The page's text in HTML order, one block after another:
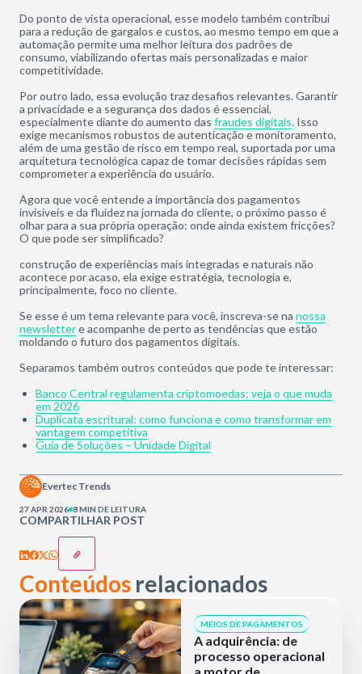
Do ponto de vista operacional, esse modelo também contribui
para a redução de gargalos e custos, ao mesmo tempo em que a
automação permite uma melhor leitura dos padrões de
consumo, viabilizando ofertas mais personalizadas e maior
competitividade.
Por outro lado, essa evolução traz desafios relevantes. Garantir
a privacidade e a segurança dos dados é essencial,
especialmente diante do aumento das fraudes digitais. Isso
exige mecanismos robustos de autenticação e monitoramento,
além de uma gestão de risco em tempo real, suportada por uma
arquitetura tecnológica capaz de tomar decisões rápidas sem
comprometer a experiência do usuário.
Agora que você entende a importância dos pagamentos
invisíveis e da fluidez na jornada do cliente, o próximo passo é
olhar para a sua própria operação: onde ainda existem fricções?
O que pode ser simplificado?
construção de experiências mais integradas e naturais não
acontece por acaso, ela exige estratégia, tecnologia e,
principalmente, foco no cliente.
Se esse é um tema relevante para você, inscreva-se na nossa
newslettere acompanhe de perto as tendências que estão
moldando o futuro dos pagamentos digitais.
Separamos também outros conteúdos que pode te interessar:
Banco Central regulamenta criptomoedas: veja o que muda
em 2026
Duplicata escritural: como funciona e como transformar em
vantagem competitiva
Guia de Soluções – Unidade Digital
COMPARTILHAR POST
Evertec Trends
27 APR 2026 8 MIN DE LEITURA
Conteúdos relacionados
MEIOS DE PAGAMENTOS
A adquirência: de
processo operacional